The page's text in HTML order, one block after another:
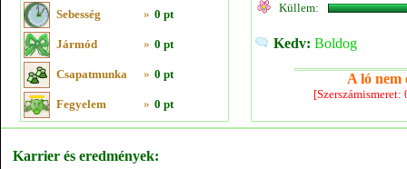
Sebesség » 0 pt
Jármód » 0 pt
Csapatmunka » 0 pt
Fegyelem » 0 pt
Küllem:
Kedv: Boldog
A ló nem
Karrier és eredmények: